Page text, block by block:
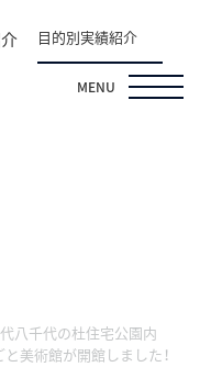
目的別実績紹介
MENU
八千代の杜住宅公園内
美術館が開館しました！